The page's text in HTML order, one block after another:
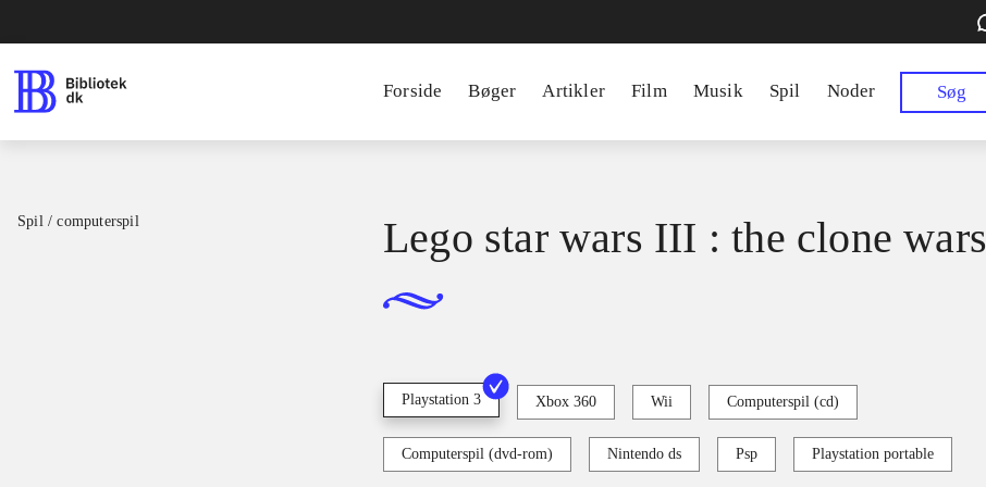
Forside Bøger Artikler Film Musik Spil Noder Søg
Spil / computerspil Lego star wars III : the clone wars
Playstation 3 Xbox 360 Wii Computerspil (cd)
Computerspil (dvd-rom) Nintendo ds Psp Playstation portable